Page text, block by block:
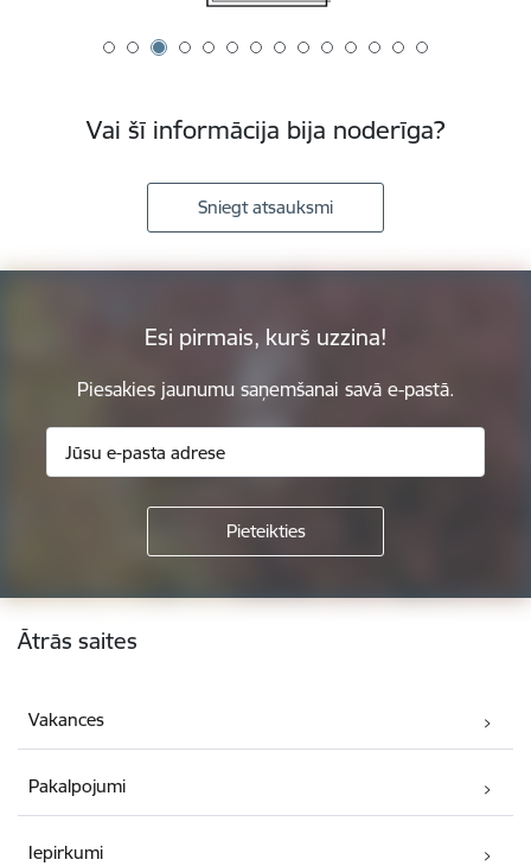
Vai šī informācija bija noderīga?
Sniegt atsauksmi
Esi pirmais, kurš uzzina!
Piesakies jaunumu saņemšanai savā e-pastā.
Kājene
Ātrās saites
Vakances
Pakalpojumi
Iepirkumi